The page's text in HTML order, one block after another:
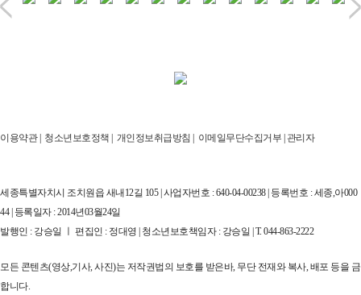
이용약관| 청소년보호정책 | 개인정보취급방침 | 이메일무단수집거부 | 관리자
세종특별자치시 조치원읍 새내12길 105 | 사업자번호 : 640-04-00238 | 등록번호 : 세종,아000
44 | 등록일자 : 2014년03월24일
발행인 : 강승일 ㅣ 편집인 : 정대영 | 청소년보호책임자 : 강승일 | T. 044-863-2222
모든 콘텐츠(영상,기사, 사진)는 저작권법의 보호를 받은바, 무단 전재와 복사, 배포 등을 금
합니다.